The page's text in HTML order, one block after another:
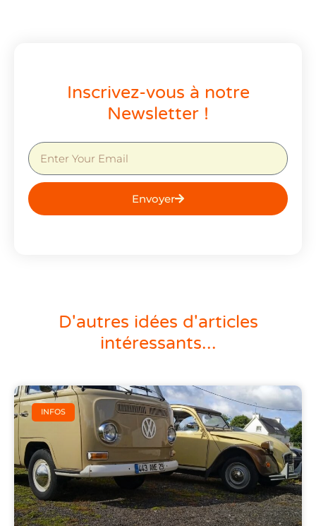
Inscrivez-vous à notre
Newsletter !
Envoyer
D'autres idées d'articles
intéressants...
INFOS